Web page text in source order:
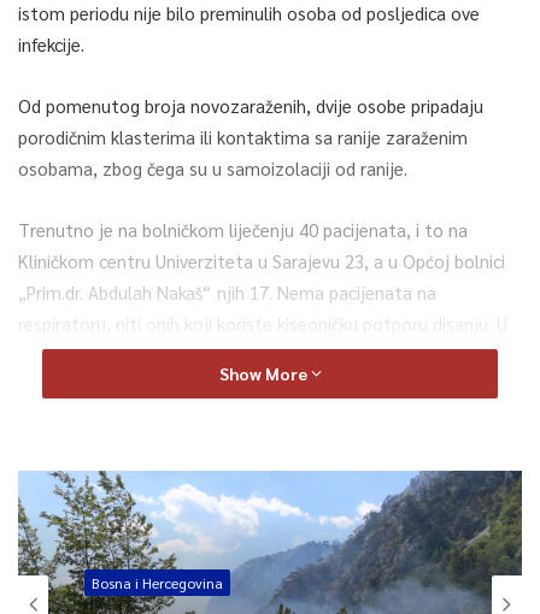
istom periodu nije bilo preminulih osoba od posljedica ove
infekcije.
Od pomenutog broja novozaraženih, dvije osobe pripadaju
porodičnim klasterima ili kontaktima sa ranije zaraženim
osobama, zbog čega su u samoizolaciji od ranije.
Trenutno je na bolničkom liječenju 40 pacijenata, i to na
Kliničkom centru Univerziteta u Sarajevu 23, a u Općoj bolnici
„Prim.dr. Abdulah Nakaš“ njih 17. Nema pacijenata na
respiratoru, niti onih koji koriste kiseoničku potporu disanju. U
protekla 24 sata, sa bolničkog liječenja je otpuštena jedna
infekcije. U samoizolaciji se trenutno nalaze 804 osobe. Od
početka pandemije u Kantonu Sarajevo je evidentirano ukupno
52.638 osoba zaraženih koronavirusom i 51.220 izliječenih.
Prema podacima Zavoda za javno zdravstvo KS, u proteklih
Show More
Bosna i Hercegovina